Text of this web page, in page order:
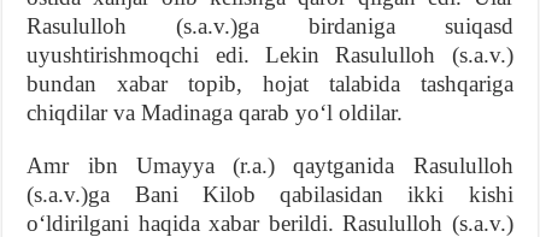
Rasululloh (s.a.v.)ga birdaniga suiqasd
uyushtirishmoqchi edi. Lekin Rasululloh (s.a.v.)
bundan xabar topib, hojat talabida tashqariga
chiqdilar va Madinaga qarab yo‘l oldilar.
Amr ibn Umayya (r.a.) qaytganida Rasululloh
(s.a.v.)ga Bani Kilob qabilasidan ikki kishi
o‘ldirilgani haqida xabar berildi. Rasululloh (s.a.v.)